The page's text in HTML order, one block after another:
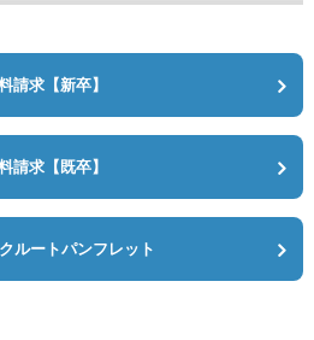
請求【新卒】
請求【既卒】
ルートパンフレット